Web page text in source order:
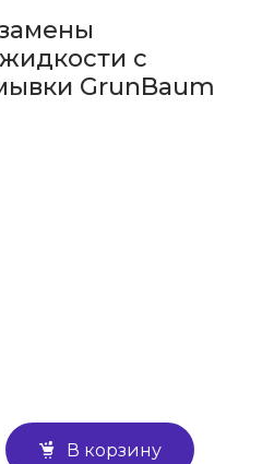
с
GrunBaum
В корзину